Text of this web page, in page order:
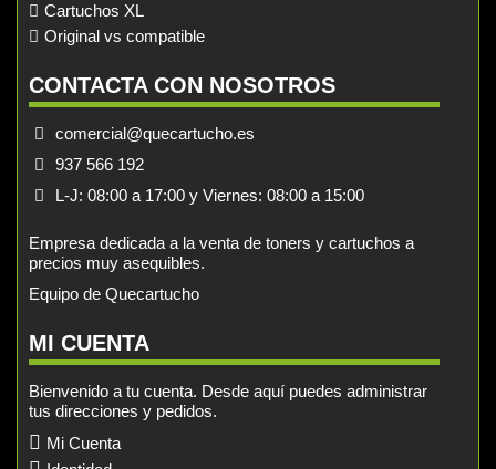
Cartuchos XL
Original vs compatible
CONTACTA CON NOSOTROS
comercial@quecartucho.es
937 566 192
L-J: 08:00 a 17:00 y Viernes: 08:00 a 15:00
Empresa dedicada a la venta de toners y cartuchos a
precios muy asequibles.
Equipo de Quecartucho
MI CUENTA
Bienvenido a tu cuenta. Desde aquí puedes administrar
tus direcciones y pedidos.
Mi Cuenta